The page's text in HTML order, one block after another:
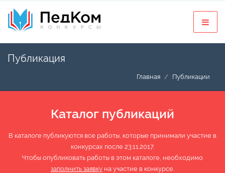
Публикация
Главная Публикации
Каталог публикаций
В каталоге публикуются все работы, которые принимали участие в
конкурсах после 23.11.2017.
Чтобы опубликовать работы в этом каталоге, необходимо
заполнить заявку на участие в конкурсе.